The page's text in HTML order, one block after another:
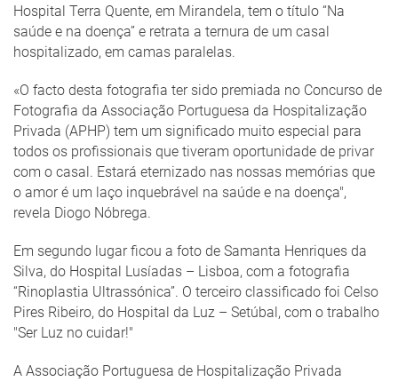
Hospital Terra Quente, em Mirandela, tem o título “Na
saúde e na doença” e retrata a ternura de um casal
hospitalizado, em camas paralelas.
«O facto desta fotografia ter sido premiada no Concurso de
Fotografia da Associação Portuguesa da Hospitalização
Privada (APHP) tem um significado muito especial para
todos os profissionais que tiveram oportunidade de privar
com o casal. Estará eternizado nas nossas memórias que
o amor é um laço inquebrável na saúde e na doença",
revela Diogo Nóbrega.
Em segundo lugar ficou a foto de Samanta Henriques da
Silva, do Hospital Lusíadas – Lisboa, com a fotografia
“Rinoplastia Ultrassónica”. O terceiro classificado foi Celso
Pires Ribeiro, do Hospital da Luz – Setúbal, com o trabalho
"Ser Luz no cuidar!"
A Associação Portuguesa de Hospitalização Privada